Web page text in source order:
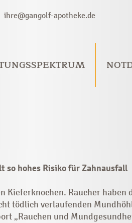
ihre@gangolf-apotheke.de
so hohes Risiko für Zahnausfall
Kieferknochen. Raucher
tödlich verlaufenden
„Rauchen und